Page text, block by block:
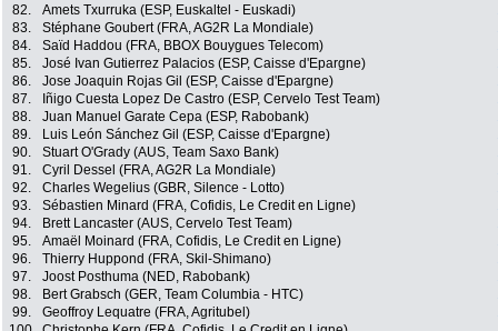
82.
Amets Txurruka (ESP, Euskaltel - Euskadi)
83.
Stéphane Goubert (FRA, AG2R La Mondiale)
84.
Saïd Haddou (FRA, BBOX Bouygues Telecom)
85.
José Ivan Gutierrez Palacios (ESP, Caisse d'Epargne)
86.
Jose Joaquin Rojas Gil (ESP, Caisse d'Epargne)
87.
Iñigo Cuesta Lopez De Castro (ESP, Cervelo Test Team)
88.
Juan Manuel Garate Cepa (ESP, Rabobank)
89.
Luis León Sánchez Gil (ESP, Caisse d'Epargne)
90.
Stuart O'Grady (AUS, Team Saxo Bank)
91.
Cyril Dessel (FRA, AG2R La Mondiale)
92.
Charles Wegelius (GBR, Silence - Lotto)
93.
Sébastien Minard (FRA, Cofidis, Le Credit en Ligne)
94.
Brett Lancaster (AUS, Cervelo Test Team)
95.
Amaël Moinard (FRA, Cofidis, Le Credit en Ligne)
96.
Thierry Huppond (FRA, Skil-Shimano)
97.
Joost Posthuma (NED, Rabobank)
98.
Bert Grabsch (GER, Team Columbia - HTC)
99.
Geoffroy Lequatre (FRA, Agritubel)